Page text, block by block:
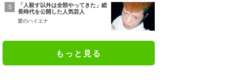
「人殺す以外は全部やってきた」総
長時代を公開した人気芸人
愛のハイエナ
もっと見る